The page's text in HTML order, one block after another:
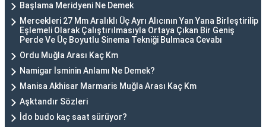
Başlama Meridyeni Ne Demek
Mercekleri 27 Mm Aralıklı Üç Ayrı Alıcının Yan Yana Birleştirilip
Eşlemeli Olarak Çalıştırılmasıyla Ortaya Çıkan Bir Geniş
Perde Ve Üç Boyutlu Sinema Tekniği Bulmaca Cevabı
Ordu Muğla Arası Kaç Km
Namigar İsminin Anlamı Ne Demek?
Manisa Akhisar Marmaris Muğla Arası Kaç Km
Aşktandır Sözleri
İdo budo kaç saat sürüyor?